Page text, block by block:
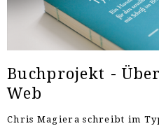
Buchprojekt -
Web
Chris Magiera schreibt im